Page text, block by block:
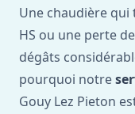
Une chaudière
HS ou une perte
dégâts
pourquoi notre
Gouy Lez Pieton